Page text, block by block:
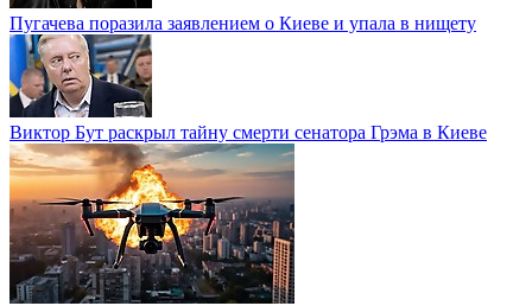
Пугачева поразила заявлением о Киеве и упала в нищету
Виктор Бут раскрыл тайну смерти сенатора Грэма в Киеве